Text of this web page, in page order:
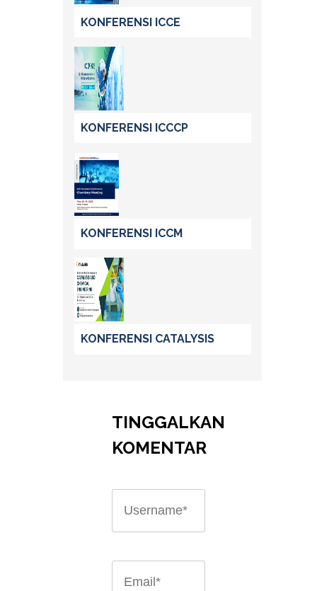
KONFERENSI ICCE
KONFERENSI ICCCP
KONFERENSI ICCM
KONFERENSI CATALYSIS
TINGGALKAN
KOMENTAR